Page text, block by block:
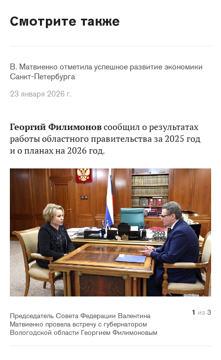
Смотрите также
В. Матвиенко отметила успешное развитие экономики
Санкт-Петербурга
23 января 2026 г.
Георгий Филимоновсообщил о результатах
работы областного правительства за 2025 год
и о планах на 2026 год.
Председатель Совета Федерации Валентина
Матвиенко провела встречу с губернатором
Вологодской области Георгием Филимоновым
1 из 3
2 из 3
3 из 3